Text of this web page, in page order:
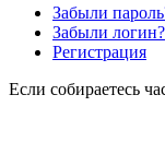
Забыли
Забыли логин?
Регистрация
Если собираетесь